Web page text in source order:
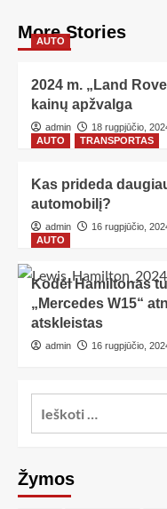
More Stories
AUTO
2024 m. „Land
kainų apžvalga
admin
18 rugpjūčio,
AUTO
TRANSPORTAS
Kas prideda
automobilį?
admin
16 rugpjūčio,
AUTO
Kodėl Hamiltonas
„Mercedes W15“
atskleistas
admin 16 rugpjūčio,
Žymos